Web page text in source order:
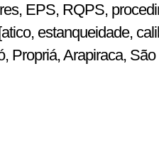
EPS, RQPS,
estanqueidade,
Propriá, Arapiraca,